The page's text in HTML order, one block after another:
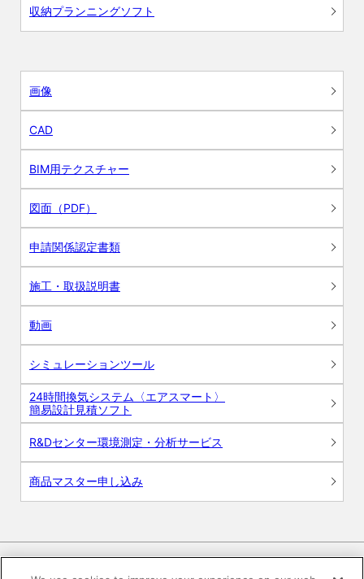
収納プランニングソフト
画像
CAD
BIM用テクスチャー
図面（PDF）
申請関係認定書類
施工・取扱説明書
動画
シミュレーションツール
24時間換気システム〈エアスマート〉
簡易設計見積ソフト
R&Dセンター環境測定・分析サービス
商品マスター申し込み